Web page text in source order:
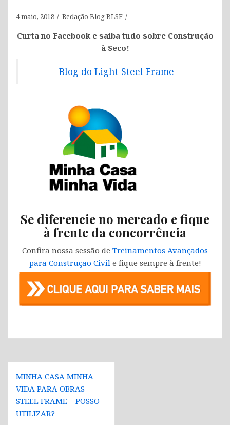
4 maio, 2018 Redação Blog BLSF
Curta no Facebook e saiba tudo sobre Construção
à Seco!
Blog do Light Steel Frame
Se diferencie no mercado e fique
à frente da concorrência
Confira nossa sessão de Treinamentos Avançados
para Construção Civile fique sempre à frente!
Navegação
de
Post
MINHA CASA MINHA
VIDA PARA OBRAS
STEEL FRAME – POSSO
UTILIZAR?